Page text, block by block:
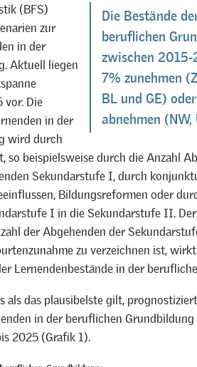
Die Bestände
beruflichen
zwischen
7% zunehmen
BL und GE)
abnehmen (NW,
(BFS)
zur
in der
Aktuell liegen
vor. Die
in der
wird durch
so beispielsweise durch die Anzahl
Sekundarstufe I, durch
Bildungsreformen oder
I in die Sekundarstufe II.
der Abgehenden der
zu verzeichnen ist,
Lernendenbestände in der
als das plausibelste gilt,
in der beruflichen
2025 (Grafik 1).